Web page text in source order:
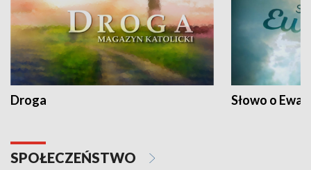
Droga Słowo o
SPOŁECZEŃSTWO